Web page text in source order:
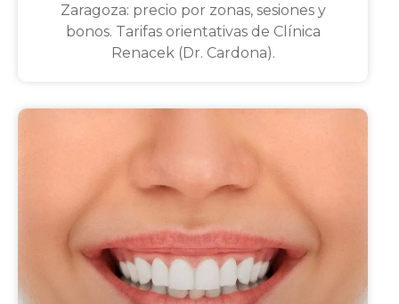
Zaragoza: precio por zonas, sesiones y
bonos. Tarifas orientativas de Clínica
Renacek (Dr. Cardona).